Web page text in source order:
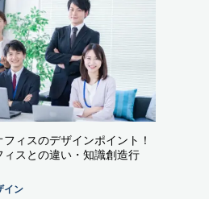
ィスのデザインポイント！
ィスとの違い・知識創造行
イン